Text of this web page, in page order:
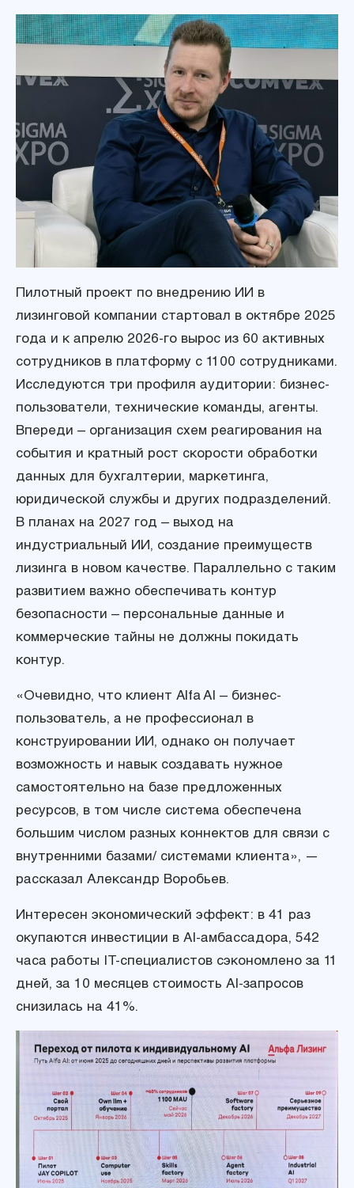
Пилотный проект по внедрению ИИ в
лизинговой компании стартовал в октябре 2025
года и к апрелю 2026-го вырос из 60 активных
сотрудников в платформу с 1100 сотрудниками.
Исследуются три профиля аудитории: бизнес-
пользователи, технические команды, агенты.
Впереди – организация схем реагирования на
события и кратный рост скорости обработки
данных для бухгалтерии, маркетинга,
юридической службы и других подразделений.
В планах на 2027 год – выход на
индустриальный ИИ, создание преимуществ
лизинга в новом качестве. Параллельно с таким
развитием важно обеспечивать контур
безопасности – персональные данные и
коммерческие тайны не должны покидать
контур.
«Очевидно, что клиент Alfa AI – бизнес-
пользователь, а не профессионал в
конструировании ИИ, однако он получает
возможность и навык создавать нужное
самостоятельно на базе предложенных
ресурсов, в том числе система обеспечена
большим числом разных коннектов для связи с
внутренними базами/ системами клиента», —
рассказал Александр Воробьев.
Интересен экономический эффект: в 41 раз
окупаются инвестиции в AI-амбассадора, 542
часа работы IT-специалистов сэкономлено за 11
дней, за 10 месяцев стоимость AI-запросов
снизилась на 41%.